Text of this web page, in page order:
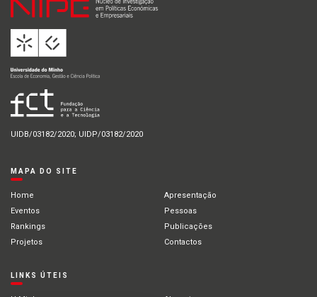
UIDB/03182/2020; UIDP/03182/2020
MAPA DO SITE
Home
Apresentação
Eventos
Pessoas
Rankings
Publicações
Projetos
Contactos
LINKS ÚTEIS